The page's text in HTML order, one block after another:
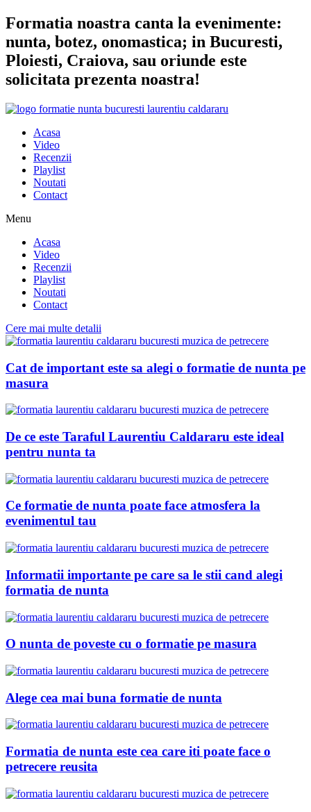
Sari
la
conținut
Formatia noastra canta la evenimente:
nunta, botez, onomastica; in Bucuresti,
Ploiesti, Craiova, sau oriunde este
solicitata prezenta noastra!
Acasa
Video
Recenzii
Playlist
Noutati
Contact
Menu
Acasa
Video
Recenzii
Playlist
Noutati
Contact
Cere mai multe detalii
Cat de important este sa alegi o formatie de nunta pe
masura
De ce este Taraful Laurentiu Caldararu este ideal
pentru nunta ta
Ce formatie de nunta poate face atmosfera la
evenimentul tau
Informatii importante pe care sa le stii cand alegi
formatia de nunta
O nunta de poveste cu o formatie pe masura
Alege cea mai buna formatie de nunta
Formatia de nunta este cea care iti poate face o
petrecere reusita